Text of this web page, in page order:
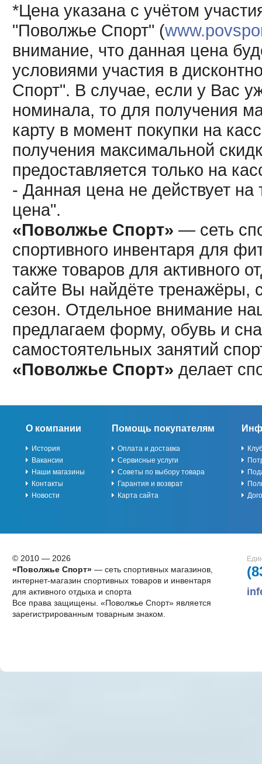
*Цена указана с учётом
"Поволжье Спорт" (
внимание, что данная цена
условиями участия в
Спорт". В случае, если у Вас
номинала, то для получения
карту в момент покупки на
получения максимальной
предоставляется только на
- Данная цена не действует
цена".
«Поволжье Спорт» — сеть
спортивного инвентаря для
также товаров для активного
сайте Вы найдёте тренажёры,
сезон. Отдельное внимание
предлагаем форму, обувь и
самостоятельных занятий
«Поволжье Спорт» делает
О компании
История
Вакансии
Наши магазины
Контакты
Новости
Помощь покупателям
Оплата и доставка
Сервисные услуги
Советы по выбору товара
Гарантия и возврат
Карта сайта
© 2010 — 2026
«Поволжье Спорт»— сеть спортивных магазинов,
интернет-магазин спортивных товаров и инвентаря
для активного отдыха и спорта
Все права защищены. «Поволжье Спорт» является
зарегистрированным товарным знаком.